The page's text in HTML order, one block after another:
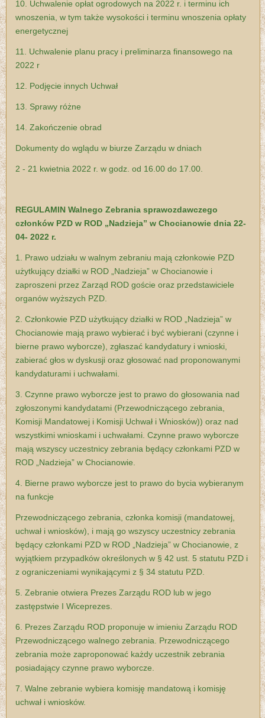
10. Uchwalenie opłat ogrodowych na 2022 r. i terminu ich
wnoszenia,w tym także wysokości i terminu wnoszenia opłaty
energetycznej
11. Uchwalenie planu pracy i preliminarza finansowego na
2022 r
12. Podjęcie innych Uchwał
13. Sprawy różne
14. Zakończenie obrad
Dokumenty do wglądu w biurze Zarządu w dniach
2 - 21 kwietnia 2022 r. w godz. od 16.00 do 17.00.
REGULAMIN Walnego Zebrania sprawozdawczego
członków PZD w ROD „Nadzieja” w Chocianowie dnia 22-
04- 2022 r.
1. Prawo udziału w walnym zebraniu mają członkowie PZD
użytkujący działki w ROD „Nadzieja” w Chocianowie i
zaproszeni przez Zarząd ROD goście oraz przedstawiciele
organów wyższych PZD.
2. Członkowie PZD użytkujący działki w ROD „Nadzieja” w
Chocianowie mają prawo wybierać i być wybierani (czynne i
bierne prawo wyborcze), zgłaszać kandydatury i wnioski,
zabierać głos w dyskusji oraz głosować nad proponowanymi
kandydaturami i uchwałami.
3. Czynne prawo wyborcze jest to prawo do głosowania nad
zgłoszonymi kandydatami (Przewodniczącego zebrania,
Komisji Mandatowej i Komisji Uchwał i Wniosków)) oraz nad
wszystkimi wnioskami i uchwałami. Czynne prawo wyborcze
mają wszyscy uczestnicy zebrania będący członkami PZD w
ROD „Nadzieja” w Chocianowie.
4. Bierne prawo wyborcze jest to prawo do bycia wybieranym
na funkcje
Przewodniczącego zebrania, członka komisji (mandatowej,
uchwał i wniosków), i mają go wszyscy uczestnicy zebrania
będący członkami PZD w ROD „Nadzieja” w Chocianowie, z
wyjątkiem przypadków określonych w § 42 ust. 5 statutu PZD i
z ograniczeniami wynikającymi z § 34 statutu PZD.
5. Zebranie otwiera Prezes Zarządu ROD lub w jego
zastępstwie I Wiceprezes.
6. Prezes Zarządu ROD proponuje w imieniu Zarządu ROD
Przewodniczącego walnego zebrania. Przewodniczącego
zebrania może zaproponować każdy uczestnik zebrania
posiadający czynne prawo wyborcze.
7. Walne zebranie wybiera komisję mandatową i komisję
uchwał i wniosków.